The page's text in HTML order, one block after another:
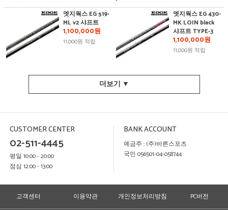
엣지웍스 EG 519-
ML v2 샤프트
1,100,000원
11,000원 적립
엣지웍스 EG 430-
MK LOIN black
샤프트 TYPE-3
1,100,000원
11,000원 적립
더보기 ▼
CUSTOMER CENTER
02-511-4445
평일 10:00 - 20:00
점심 12:00 - 13:00
BANK ACCOUNT
예금주 : (주)바른스포츠
국민 056501-04-058744
고객센터 이용약관 개인정보처리방침 PC버전